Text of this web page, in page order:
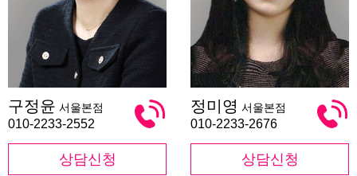
정
윤
구정윤 서울본점
010-2233-2552
상담신청
미
영
정미영 서울본점
010-2233-2676
상담신청